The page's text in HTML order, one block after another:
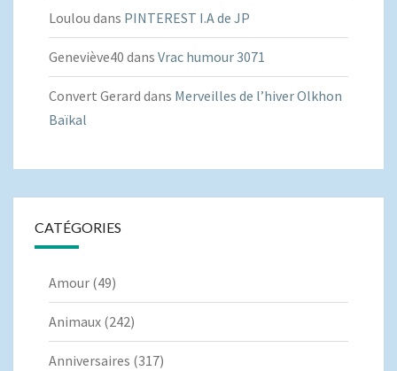
Loulou dans PINTEREST I.A de JP
Geneviève40 dans Vrac humour 3071
Convert Gerard dans Merveilles de l’hiver Olkhon
Baïkal
CATÉGORIES
Amour (49)
Animaux (242)
Anniversaires (317)